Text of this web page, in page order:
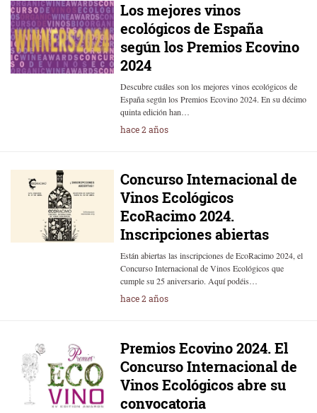
Los mejores vinos
ecológicos de España
según los Premios Ecovino
2024
Descubre cuáles son los mejores vinos ecológicos de
España según los Premios Ecovino 2024. En su décimo
quinta edición han…
hace 2 años
Concurso Internacional de
Vinos Ecológicos
EcoRacimo 2024.
Inscripciones abiertas
Están abiertas las inscripciones de EcoRacimo 2024, el
Concurso Internacional de Vinos Ecológicos que
cumple su 25 aniversario. Aquí podéis…
hace 2 años
Premios Ecovino 2024. El
Concurso Internacional de
Vinos Ecológicos abre su
convocatoria